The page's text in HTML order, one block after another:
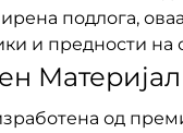
подлога,
и предности на
од